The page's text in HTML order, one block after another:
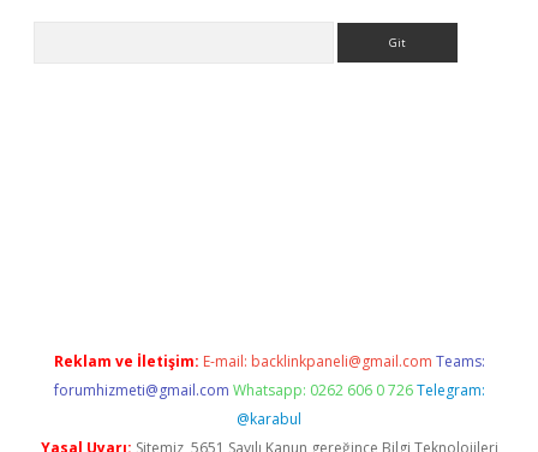
Reklam ve İletişim: E-mail: backlinkpaneli@gmail.com Teams:
forumhizmeti@gmail.com Whatsapp: 0262 606 0 726 Telegram:
@karabul
Yasal Uyarı: Sitemiz, 5651 Sayılı Kanun gereğince Bilgi Teknolojileri